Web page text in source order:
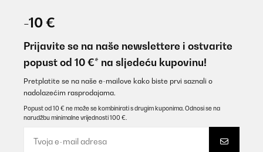
-10 €
Prijavite se na naše newslettere i ostvarite
popust od 10 €* na sljedeću kupovinu!
Pretplatite se na naše e-mailove kako biste prvi saznali o
nadolazećim rasprodajama.
Popust od 10 € ne može se kombinirati s drugim kuponima. Odnosi se na
narudžbu minimalne vrijednosti 100 €.